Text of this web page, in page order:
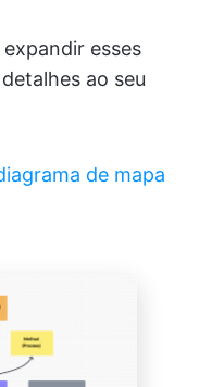
esses
ao seu
de mapa